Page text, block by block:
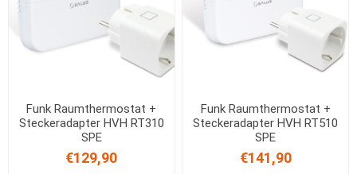
Funk Raumthermostat +
Steckeradapter HVH RT310
SPE
€129,90
Funk Raumthermostat +
Steckeradapter HVH RT510
SPE
€141,90